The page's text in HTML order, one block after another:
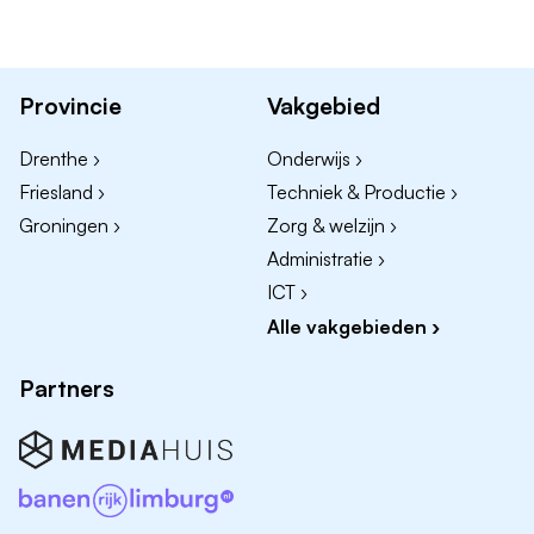
echte cijfers, producten en campagnes.
Je optimaliseert product listings op Bol.com,
Amazon én TikTok Shop
Je helpt mee met het lanceren van nieuwe kanalen
zoals Zalando, About You en H&M
Je checkt wat scoort (sales, views, conversie) en
Je zet nieuwe collecties live en zorgt dat alles er
Je denkt mee over pricing, deals en campagnes
Je spot trends, concurrenten en kansen – en komt
zelf met ideeën
Provincie
Drenthe ›
Friesland ›
Groningen ›
Vakgebied
Onderwijs ›
Techniek & Productie ›
Zorg & welzijn ›
Administratie ›
ICT ›
Alle vakgebieden ›
Partners